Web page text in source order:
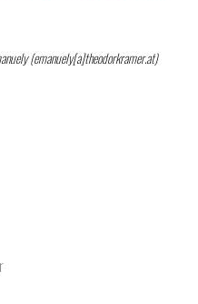
(emanuely[a]theodorkramer.at)